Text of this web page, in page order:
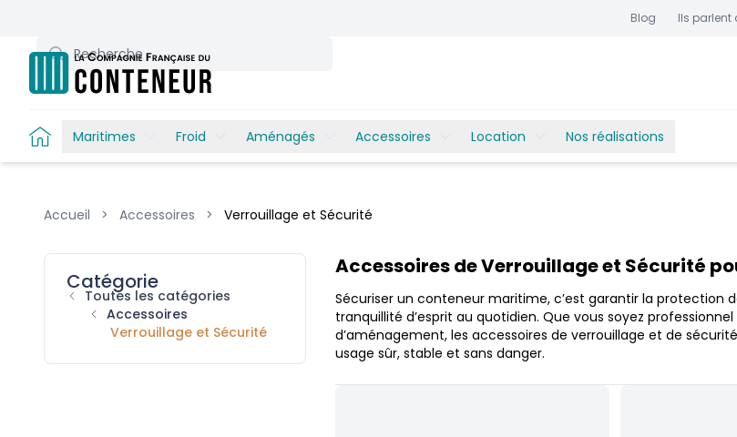
Blog Ils parlent
Recherche
Maritimes Froid Aménagés Accessoires Location Nos réalisations
Accueil > Accessoires > Verrouillage et Sécurité
Products
Catégorie
Toutes les catégories
Accessoires
Verrouillage et Sécurité
Accessoires de Verrouillage et Sécurité
Sécuriser un conteneur maritime, c’est garantir la protection
tranquillité d’esprit au quotidien. Que vous soyez
d’aménagement, les accessoires de verrouillage et de
usage sûr, stable et sans danger.